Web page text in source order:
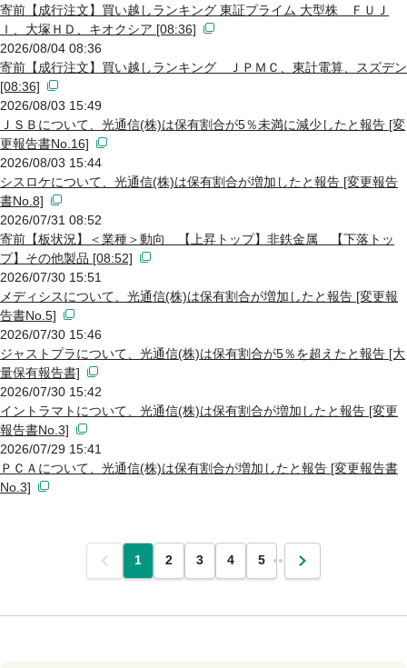
寄前【成行注文】買い越しランキング 東証プライム 大型株 ＦＵＪ
Ｉ、大塚ＨＤ、キオクシア [08:36]
2026/08/04 08:36
寄前【成行注文】買い越しランキング ＪＰＭＣ、東計電算、スズデン
[08:36]
2026/08/03 15:49
ＪＳＢについて、光通信(株)は保有割合が5％未満に減少したと報告 [変
更報告書No.16]
2026/08/03 15:44
シスロケについて、光通信(株)は保有割合が増加したと報告 [変更報告
書No.8]
2026/07/31 08:52
寄前【板状況】＜業種＞動向 【上昇トップ】非鉄金属 【下落トッ
プ】その他製品 [08:52]
2026/07/30 15:51
メディシスについて、光通信(株)は保有割合が増加したと報告 [変更報
告書No.5]
2026/07/30 15:46
ジャストプラについて、光通信(株)は保有割合が5％を超えたと報告 [大
量保有報告書]
2026/07/30 15:42
イントラマトについて、光通信(株)は保有割合が増加したと報告 [変更
報告書No.3]
2026/07/29 15:41
ＰＣＡについて、光通信(株)は保有割合が増加したと報告 [変更報告書
No.3]
前 1 2 3 4 5 … 次